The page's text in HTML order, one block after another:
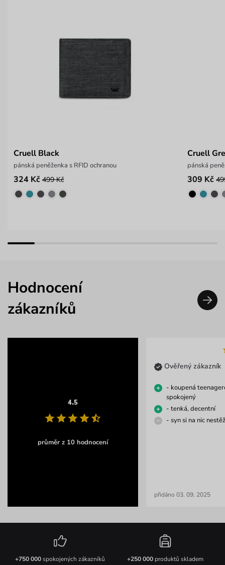
Cruell Black
pánská peněženka s RFID ochranou
324 Kč 499 Kč
Cruell
pánská
309 Kč
Hodnocení
zákazníků
4.5
průměr z 10 hodnocení
Ověřený zákazník
- koupená
spokojený
- tenká, decentní
- syn si na nic
přidáno 03. 09. 2025
+750 000spokojených zákazníků +250 000produktů skladem